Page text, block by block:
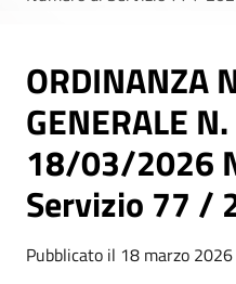
ORDINANZA
GENERALE
18/03/2026
Servizio 77 /
Pubblicato il 18 marzo 2026